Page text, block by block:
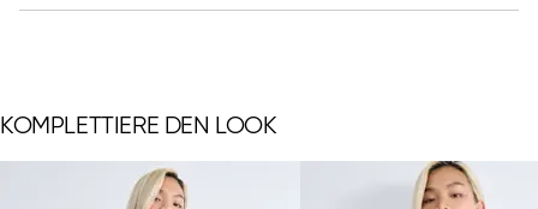
KOMPLETTIERE DEN LOOK